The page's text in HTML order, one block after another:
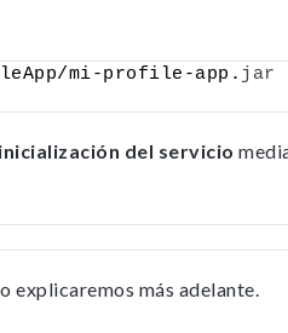
mi-profile-app. jar
inicialización del servicio
explicaremos más adelante.